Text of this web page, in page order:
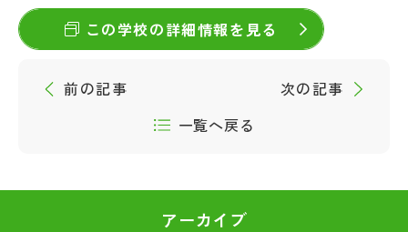
この学校の詳細情報を見る
前の記事
一覧へ戻る
次の記事
アーカイブ